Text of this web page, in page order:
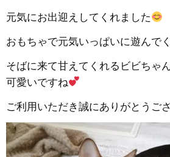
元気にお出迎えしてくれました
おもちゃで元気いっぱいに遊んで
そばに来て甘えてくれるビビちゃ
可愛いですね
ご利用いただき誠にありがとうご